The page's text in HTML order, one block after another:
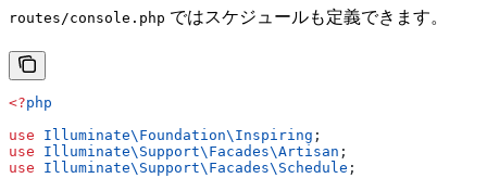
routes/console.php ではスケジュールも定義できます。
<?php
use Illuminate\Foundation\ Inspiring ;
use Illuminate\Support\Facades\Artisan ;
use Illuminate\Support\Facades\ Schedule ;